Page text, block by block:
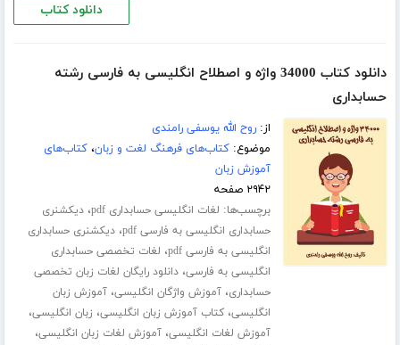
دانلود کتاب
دانلود کتاب 34000 واژه و اصطلاح انگلیسی به فارسی رشته
حسابداری
از:روح الله یوسفی رامندی
موضوع:کتاب‌های فرهنگ لغت و زبان،کتاب‌های
آموزش زبان
۲۹۴۲ صفحه
برچسب‌ها: لغات انگلیسی حسابداری pdf ،دیکشنری
حسابداری انگلیسی به فارسی pdf
،دیکشنری حسابداری
انگلیسی به فارسی pdf
، لغات تخصصی حسابداری
انگلیسی به فارسی،دانلود رایگان لغات زبان تخصصی
حسابداری،آموزش واژگان انگلیسی،آموزش زبان
انگلیسی،کتاب آموزش زبان انگلیسی، زبان انگلیسی،
آموزش لغات انگلیسی،آموزش لغات زبان انگلیسی،